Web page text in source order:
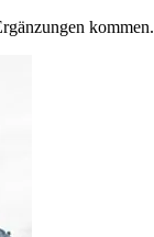
kommen.